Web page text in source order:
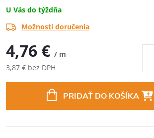
U Vás do týždňa
Možnosti doručenia
4,76 € / m
3,87 € bez DPH
PRIDAŤ DO KOŠÍKA